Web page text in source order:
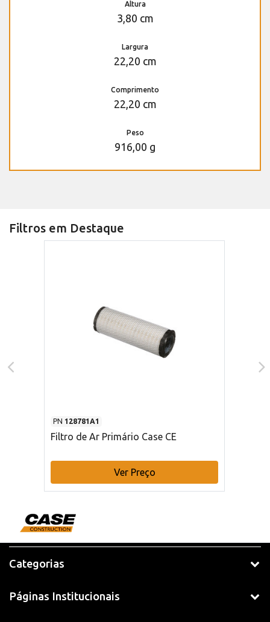
Altura
3,80 cm
Largura
22,20 cm
Comprimento
22,20 cm
Peso
916,00 g
Filtros em Destaque
PN 128781A1
Filtro de Ar Primário Case CE
Ver Preço
Categorias
Páginas Institucionais